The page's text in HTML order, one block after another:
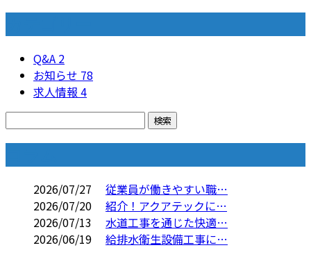
Q&A 2
お知らせ 78
求人情報 4
2026/07/27
従業員が働きやすい職…
2026/07/20
紹介！アクアテックに…
2026/07/13
水道工事を通じた快適…
2026/06/19
給排水衛生設備工事に…